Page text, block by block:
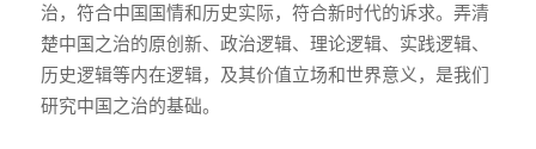
治，符合中国国情和历史实际，符合新时代的诉求。弄清
楚中国之治的原创新、政治逻辑、理论逻辑、实践逻辑、
历史逻辑等内在逻辑，及其价值立场和世界意义，是我们
研究中国之治的基础。